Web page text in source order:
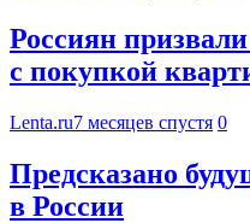
Россиян
с покупкой
Lenta.ru7 месяцев спустя 0
Предсказано
в России